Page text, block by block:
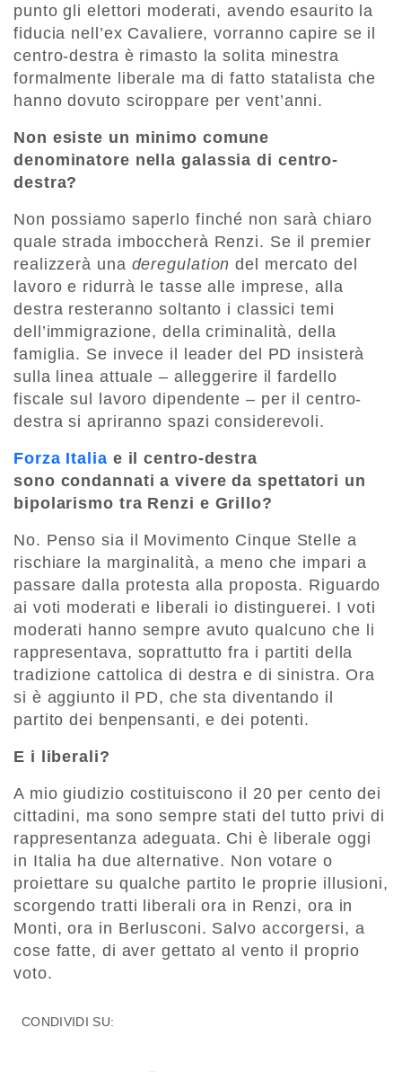
punto gli elettori moderati, avendo esaurito la
fiducia nell’ex Cavaliere, vorranno capire se il
centro-destra è rimasto la solita minestra
formalmente liberale ma di fatto statalista che
hanno dovuto sciroppare per vent’anni.
Non esiste un minimo comune
denominatore nella galassia di centro-
destra?
Non possiamo saperlo finché non sarà chiaro
quale strada imboccherà Renzi. Se il premier
realizzerà una deregulationdel mercato del
lavoro e ridurrà le tasse alle imprese, alla
destra resteranno soltanto i classici temi
dell’immigrazione, della criminalità, della
famiglia. Se invece il leader del PD insisterà
sulla linea attuale – alleggerire il fardello
fiscale sul lavoro dipendente – per il centro-
destra si apriranno spazi considerevoli.
Forza Italia e il centro-destra
sono condannati a vivere da spettatori un
bipolarismo tra Renzi e Grillo?
No. Penso sia il Movimento Cinque Stelle a
rischiare la marginalità, a meno che impari a
passare dalla protesta alla proposta. Riguardo
ai voti moderati e liberali io distinguerei. I voti
moderati hanno sempre avuto qualcuno che li
rappresentava, soprattutto fra i partiti della
tradizione cattolica di destra e di sinistra. Ora
si è aggiunto il PD, che sta diventando il
partito dei benpensanti, e dei potenti.
E i liberali?
A mio giudizio costituiscono il 20 per cento dei
cittadini, ma sono sempre stati del tutto privi di
rappresentanza adeguata. Chi è liberale oggi
in Italia ha due alternative. Non votare o
proiettare su qualche partito le proprie illusioni,
scorgendo tratti liberali ora in Renzi, ora in
Monti, ora in Berlusconi. Salvo accorgersi, a
cose fatte, di aver gettato al vento il proprio
voto.
CONDIVIDI SU: